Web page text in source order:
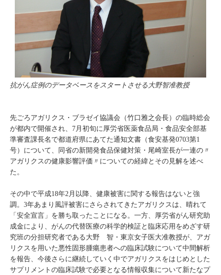
抗がん症例のデータベースをスタートさせる大野智准教授
先ごろアガリクス・ブラゼイ協議会（竹口雅之会長）の臨時総会
が都内で開催され、7月初旬に厚労省医薬食品局・食品安全部基
準審査課長名で都道府県にあてた通知文書（食安基発0703第1
号）について、同省の新開発食品保健対策・尾崎室長が一連の〃
アガリクスの健康影響評価〃についての経緯とその見解を述べ
た。
その中で平成18年2月以降、健康被害に関する報告はないと強
調。3年あまり風評被害にさらされてきたアガリクスは、晴れて
「安全宣言」を勝ち取ったことになる。一方、厚労省がん研究助
成金により、がんの代替医療の科学的検証と臨床応用をめざす研
究班の分担研究者である大野 智・東京女子医大准教授が、アガ
リクスを用いた悪性固形腫瘍患者への臨床試験について中間解析
を報告、今後さらに継続していく中でアガリクスをはじめとした
サプリメントの臨床試験で必要となる情報収集について新たなプ